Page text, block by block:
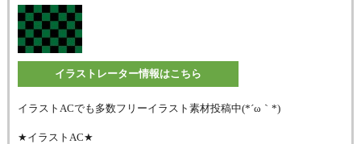
イラストレーター情報はこちら
イラストACでも多数フリーイラスト素材投稿中(*´ω｀*)
★イラストAC★